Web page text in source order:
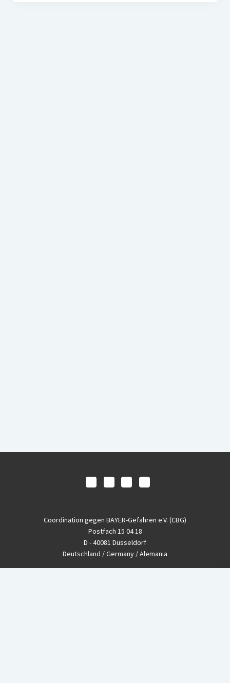
Coordination gegen BAYER-Gefahren e.V. (CBG)
Postfach 15 04 18
D - 40081 Düsseldorf
Deutschland / Germany / Alemania